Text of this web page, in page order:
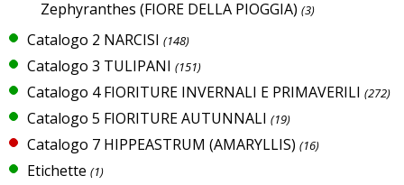
Zephyranthes (FIORE DELLA PIOGGIA) (3)
Catalogo 2 NARCISI (148)
Catalogo 3 TULIPANI (151)
Catalogo 4 FIORITURE INVERNALI E PRIMAVERILI (272)
Catalogo 5 FIORITURE AUTUNNALI (19)
Catalogo 7 HIPPEASTRUM (AMARYLLIS) (16)
Etichette (1)